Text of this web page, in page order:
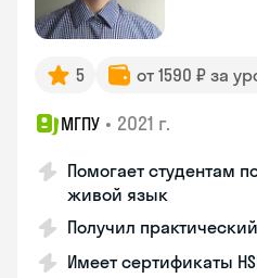
5 от 1590 ₽ за
МГПУ • 2021 г.
Помогает студентам
живой язык
Получил
Имеет сертификаты